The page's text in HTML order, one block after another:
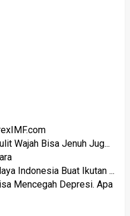
Wajah Bisa Jenuh Jug...
Indonesia Buat Ikutan ...
Mencegah Depresi. Apa